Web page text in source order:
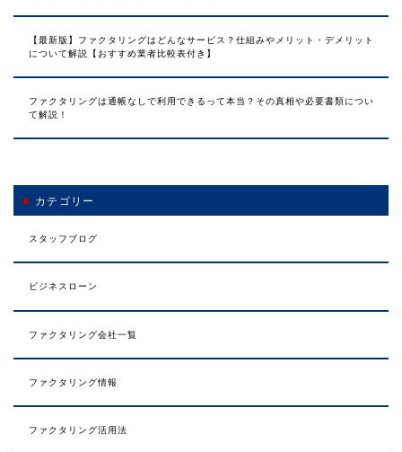
【最新版】ファクタリングはどんなサービス？仕組みやメリット・デメリット
について解説【おすすめ業者比較表付き】
ファクタリングは通帳なしで利用できるって本当？その真相や必要書類につい
て解説！
カテゴリー
スタッフブログ
ビジネスローン
ファクタリング会社一覧
ファクタリング情報
ファクタリング活用法